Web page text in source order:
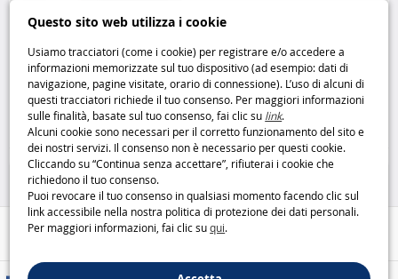
Questo sito web utilizza i cookie
Usiamo tracciatori (come i cookie) per registrare e/o accedere a
informazioni memorizzate sul tuo dispositivo (ad esempio: dati di
navigazione, pagine visitate, orario di connessione). L’uso di alcuni di
questi tracciatori richiede il tuo consenso. Per maggiori informazioni
sulle finalità, basate sul tuo consenso, fai clic su link.
Alcuni cookie sono necessari per il corretto funzionamento del sito e
dei nostri servizi. Il consenso non è necessario per questi cookie.
Cliccando su “Continua senza accettare”, rifiuterai i cookie che
richiedono il tuo consenso.
Puoi revocare il tuo consenso in qualsiasi momento facendo clic sul
link accessibile nella nostra politica di protezione dei dati personali.
Per maggiori informazioni, fai clic suqui.
Mouse Gaming Wireless Kult
Helium WL: libertà e precisione
The G-Lab
19,95€
Casa e Tempo Libero
Tappetino per Mouse Mercury
XXXL – spazio e precisione al
massimo The G-Lab
29,95€
Casa e Tempo Libero
Aiuto / Contatti